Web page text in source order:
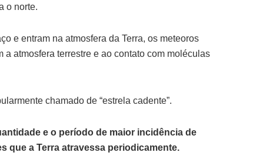
o norte.
e entram na atmosfera da Terra, os meteoros
atmosfera terrestre e ao contato com moléculas
chamado de “estrela cadente”.
e o período de maior incidência de
que a Terra atravessa periodicamente.